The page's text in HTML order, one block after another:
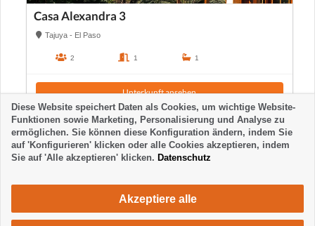
Casa Alexandra 3
Tajuya - El Paso
2 1 1
Unterkunft ansehen
Diese Website speichert Daten als Cookies, um wichtige Website-
Funktionen sowie Marketing, Personalisierung und Analyse zu
ermöglichen. Sie können diese Konfiguration ändern, indem Sie
auf 'Konfigurieren' klicken oder alle Cookies akzeptieren, indem
Sie auf 'Alle akzeptieren' klicken. Datenschutz
Akzeptiere alle